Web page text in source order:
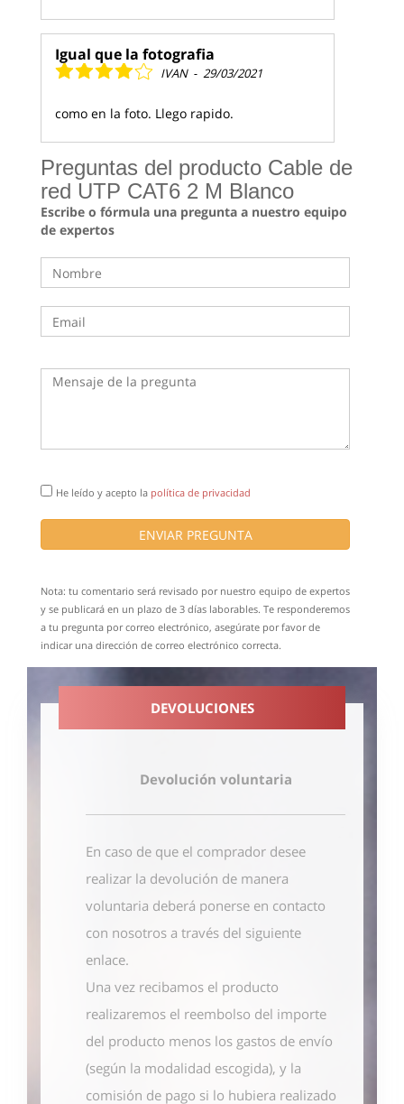
Igual que la fotografia
IVAN - 29/03/2021
como en la foto. Llego rapido.
Preguntas del producto Cable de
red UTP CAT6 2 M Blanco
Escribe o fórmula una pregunta a nuestro equipo
de expertos
He leído y acepto la política de privacidad
ENVIAR PREGUNTA
Nota: tu comentario será revisado por nuestro equipo de expertos
y se publicará en un plazo de 3 días laborables. Te responderemos
a tu pregunta por correo electrónico, asegúrate por favor de
indicar una dirección de correo electrónico correcta.
DEVOLUCIONES
Devolución voluntaria
En caso de que el comprador desee
realizar la devolución de manera
voluntaria deberá ponerse en contacto
con nosotros a través del siguiente
enlace.
Una vez recibamos el producto
realizaremos el reembolso del importe
del producto menos los gastos de envío
(según la modalidad escogida), y la
comisión de pago si lo hubiera realizado